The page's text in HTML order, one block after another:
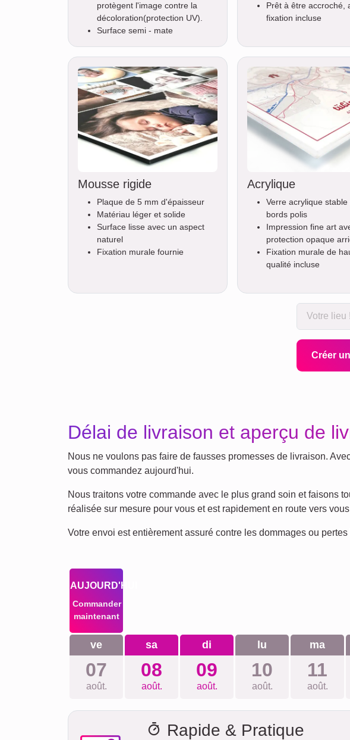
protègent l'image contre la
décoloration(protection UV).
Surface semi - mate
Prêt à être accroché,
fixation incluse
Mousse rigide
Plaque de 5 mm d'épaisseur
Matériau léger et solide
Surface lisse avec un aspect
naturel
Fixation murale fournie
Acrylique
Verre acrylique stable
bords polis
Impression fine art
protection opaque
Fixation murale de
qualité incluse
Créer
Délai de livraison et aperçu de
Nous ne voulons pas faire de fausses promesses de livraison.
vous commandez aujourd'hui.
Nous traitons votre commande avec le plus grand soin et faisons
réalisée sur mesure pour vous et est rapidement en route vers
Votre envoi est entièrement assuré contre les dommages ou pertes
AUJOURD'HUI
Commander
maintenant
ve
07
août.
sa
08
août.
di
09
août.
lu
10
août.
ma
11
août.
Rapide & Pratique